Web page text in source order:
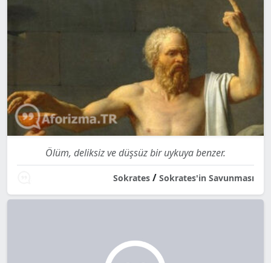
Ölüm, deliksiz ve düşsüz bir uykuya benzer.
Sokrates / Sokrates'in Savunması